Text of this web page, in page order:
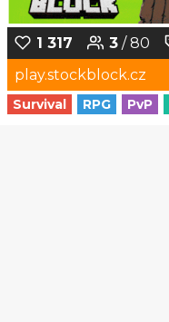
1 317 3 / 80
play.stockblock.cz
Survival RPG PvP